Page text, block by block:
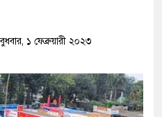
১ ফেব্রুয়ারী ২০২৩